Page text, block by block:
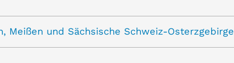
Erstgespräch zu erhalten, gibt es feste
Meißen und Sächsische Schweiz-Osterzgebirge